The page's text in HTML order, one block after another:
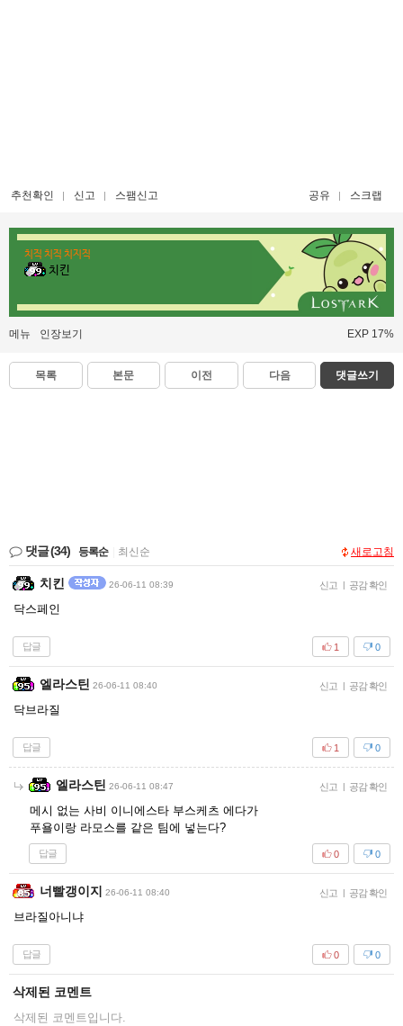
추천확인 신고 스팸신고 공유 스크랩
치직 치직 치지직
치킨
메뉴 인장보기 EXP 17%
목록 본문 이전 다음 댓글쓰기
댓글(34) 등록순 최신순 새로고침
치킨 26-06-11 08:39 신고 | 공감 확인
닥스페인
답글 0
1
엘라스틴 26-06-11 08:40 신고 | 공감 확인
닥브라질
답글 0
1
엘라스틴 26-06-11 08:47 신고 | 공감 확인
메시 없는 사비 이니에스타 부스케츠 에다가
푸욜이랑 라모스를 같은 팀에 넣는다?
답글 0
0
너빨갱이지 26-06-11 08:40 신고 | 공감 확인
브라질아니냐
답글 0
0
삭제된 코멘트
삭제된 코멘트입니다.